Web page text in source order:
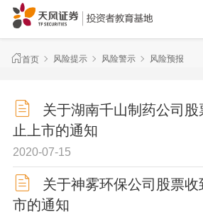
首页 风险提示 风险警示 风险预报
关于湖南千山制药公司
止上市的通知
2020-07-15
关于神雾环保公司股票
市的通知